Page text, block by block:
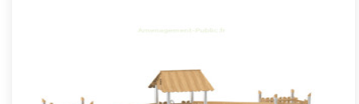
La combinaison 3 tours Robinox 302 est une structure multi-
activités pour aire de jeux extérieur de la gamme Robinox.